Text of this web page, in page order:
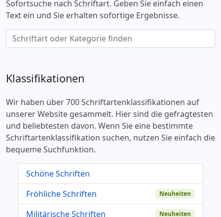
Sofortsuche nach Schriftart. Geben Sie einfach einen
Text ein und Sie erhalten sofortige Ergebnisse.
Klassifikationen
Wir haben über 700 Schriftartenklassifikationen auf
unserer Website gesammelt. Hier sind die gefragtesten
und beliebtesten davon. Wenn Sie eine bestimmte
Schriftartenklassifikation suchen, nutzen Sie einfach die
bequeme Suchfunktion.
Schöne Schriften
Fröhliche Schriften
Neuheiten
Militärische Schriften Neuheiten